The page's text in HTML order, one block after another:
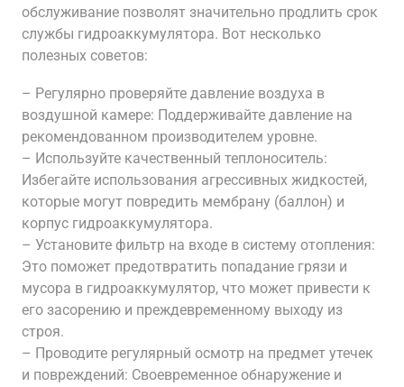
обслуживание позволят значительно продлить срок
службы гидроаккумулятора. Вот несколько
полезных советов:
– Регулярно проверяйте давление воздуха в
воздушной камере: Поддерживайте давление на
рекомендованном производителем уровне.
– Используйте качественный теплоноситель:
Избегайте использования агрессивных жидкостей,
которые могут повредить мембрану (баллон) и
корпус гидроаккумулятора.
– Установите фильтр на входе в систему отопления:
Это поможет предотвратить попадание грязи и
мусора в гидроаккумулятор, что может привести к
его засорению и преждевременному выходу из
строя.
– Проводите регулярный осмотр на предмет утечек
и повреждений: Своевременное обнаружение и